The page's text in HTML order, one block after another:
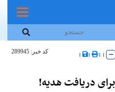
|
|
|
|
کد خبر: 289945
دریافت هدیه!